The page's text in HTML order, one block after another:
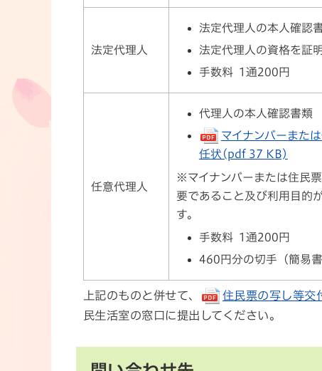
法定代理人
法定代理人の本人確認
法定代理人の資格を証
手数料 1通200円
任意代理人
代理人の本人確認書類
マイナンバーまた
任状(pdf 37 KB)
※マイナンバーまたは住民
要であること及び利用目的
す。
手数料 1通200円
460円分の切手（簡易
上記のものと併せて、 住民票の写し等
民生活室の窓口に提出してください。